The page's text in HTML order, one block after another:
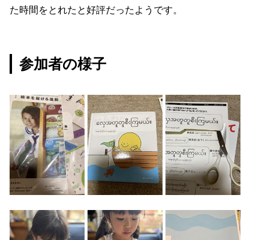
た時間をとれたと好評だったようです。
参加者の様子